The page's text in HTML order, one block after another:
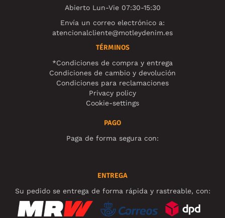
Abierto Lun-Vie 07:30-15:30
Envía un correo electrónico a:
atencionalcliente@motleydenim.es
TÉRMINOS
*Condiciones de compra y entrega
Condiciones de cambio y devolución
Condiciones para reclamaciones
Privacy policy
Cookie-settings
PAGO
Paga de forma segura con:
ENTREGA
Su pedido se entrega de forma rápida y rastreable, con: